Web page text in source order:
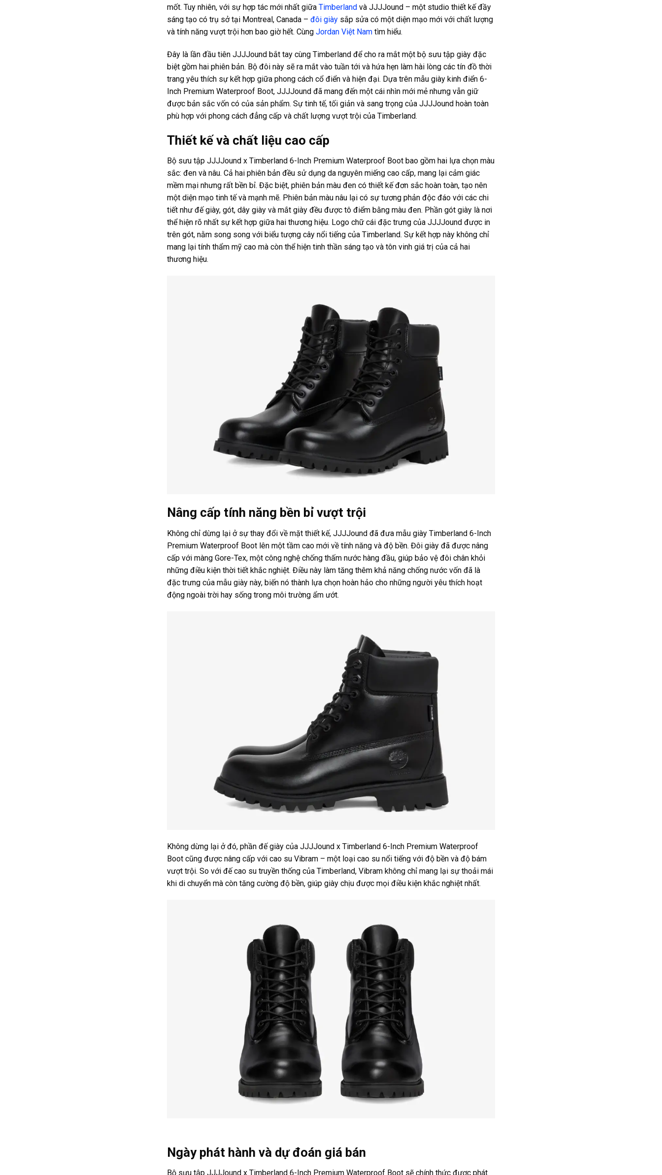
mốt. Tuy nhiên, với sự hợp tác mới nhất giữa Timberland và JJJJound – một studio thiết kế đầy
sáng tạo có trụ sở tại Montreal, Canada – đôi giày sắp sửa có một diện mạo mới với chất lượng
và tính năng vượt trội hơn bao giờ hết. Cùng Jordan Việt Nam tìm hiểu.
Đây là lần đầu tiên JJJJound bắt tay cùng Timberland để cho ra mắt một bộ sưu tập giày đặc
biệt gồm hai phiên bản. Bộ đôi này sẽ ra mắt vào tuần tới và hứa hẹn làm hài lòng các tín đồ thời
trang yêu thích sự kết hợp giữa phong cách cổ điển và hiện đại. Dựa trên mẫu giày kinh điển 6-
Inch Premium Waterproof Boot, JJJJound đã mang đến một cái nhìn mới mẻ nhưng vẫn giữ
được bản sắc vốn có của sản phẩm. Sự tinh tế, tối giản và sang trọng của JJJJound hoàn toàn
phù hợp với phong cách đẳng cấp và chất lượng vượt trội của Timberland.
Thiết kế và chất liệu cao cấp
Bộ sưu tập JJJJound x Timberland 6-Inch Premium Waterproof Boot bao gồm hai lựa chọn màu
sắc: đen và nâu. Cả hai phiên bản đều sử dụng da nguyên miếng cao cấp, mang lại cảm giác
mềm mại nhưng rất bền bỉ. Đặc biệt, phiên bản màu đen có thiết kế đơn sắc hoàn toàn, tạo nên
một diện mạo tinh tế và mạnh mẽ. Phiên bản màu nâu lại có sự tương phản độc đáo với các chi
tiết như đế giày, gót, dây giày và mắt giày đều được tô điểm bằng màu đen. Phần gót giày là nơi
thể hiện rõ nhất sự kết hợp giữa hai thương hiệu. Logo chữ cái đặc trưng của JJJJound được in
trên gót, nằm song song với biểu tượng cây nổi tiếng của Timberland. Sự kết hợp này không chỉ
mang lại tính thẩm mỹ cao mà còn thể hiện tinh thần sáng tạo và tôn vinh giá trị của cả hai
thương hiệu.
Nâng cấp tính năng bền bỉ vượt trội
Không chỉ dừng lại ở sự thay đổi về mặt thiết kế, JJJJound đã đưa mẫu giày Timberland 6-Inch
Premium Waterproof Boot lên một tầm cao mới về tính năng và độ bền. Đôi giày đã được nâng
cấp với màng Gore-Tex, một công nghệ chống thấm nước hàng đầu, giúp bảo vệ đôi chân khỏi
những điều kiện thời tiết khắc nghiệt. Điều này làm tăng thêm khả năng chống nước vốn đã là
đặc trưng của mẫu giày này, biến nó thành lựa chọn hoàn hảo cho những người yêu thích hoạt
động ngoài trời hay sống trong môi trường ẩm ướt.
Không dừng lại ở đó, phần đế giày của JJJJound x Timberland 6-Inch Premium Waterproof
Boot cũng được nâng cấp với cao su Vibram – một loại cao su nổi tiếng với độ bền và độ bám
vượt trội. So với đế cao su truyền thống của Timberland, Vibram không chỉ mang lại sự thoải mái
khi di chuyển mà còn tăng cường độ bền, giúp giày chịu được mọi điều kiện khắc nghiệt nhất.
Ngày phát hành và dự đoán giá bán
Bộ sưu tập JJJJound x Timberland 6-Inch Premium Waterproof Boot sẽ chính thức được phát